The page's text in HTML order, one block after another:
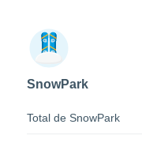
SnowPark
Total de SnowPark